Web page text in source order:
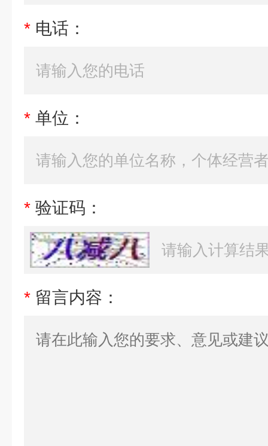
* 电话：
* 单位：
* 验证码：
* 留言内容：